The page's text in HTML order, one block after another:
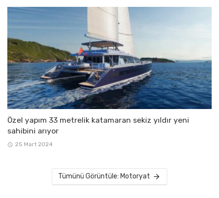
Özel yapım 33 metrelik katamaran sekiz yıldır yeni
sahibini arıyor
25 Mart 2024
Tümünü Görüntüle: Motoryat